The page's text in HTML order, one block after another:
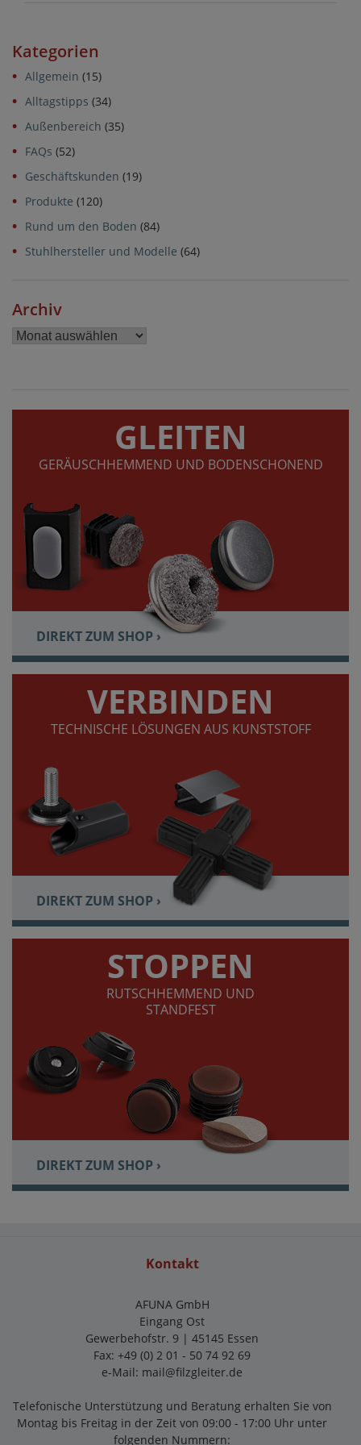
Kategorien
Allgemein (15)
Alltagstipps (34)
Außenbereich (35)
FAQs (52)
Geschäftskunden (19)
Produkte (120)
Rund um den Boden (84)
Stuhlhersteller und Modelle (64)
Archiv
Archiv
GLEITEN
GERÄUSCHHEMMEND UND BODENSCHONEND
DIREKT ZUM SHOP ›
VERBINDEN
TECHNISCHE LÖSUNGEN AUS KUNSTSTOFF
DIREKT ZUM SHOP ›
STOPPEN
RUTSCHHEMMEND UND
STANDFEST
DIREKT ZUM SHOP ›
Kontakt
AFUNA GmbH
Eingang Ost
Gewerbehofstr. 9 | 45145 Essen
Fax: +49 (0) 2 01 - 50 74 92 69
e-Mail: mail@filzgleiter.de
Telefonische Unterstützung und Beratung erhalten Sie von
Montag bis Freitag in der Zeit von 09:00 - 17:00 Uhr unter
folgenden Nummern: